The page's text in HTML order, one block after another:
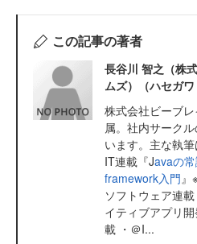
この記事の著者
長谷川 智之（株
ムズ）（ハセガワ
株式会社ビーブ
属。社内サーク
います。主な執
IT連載『Javaの
framework入門』
ソフトウェア連
イティブアプリ
載 ・＠I...